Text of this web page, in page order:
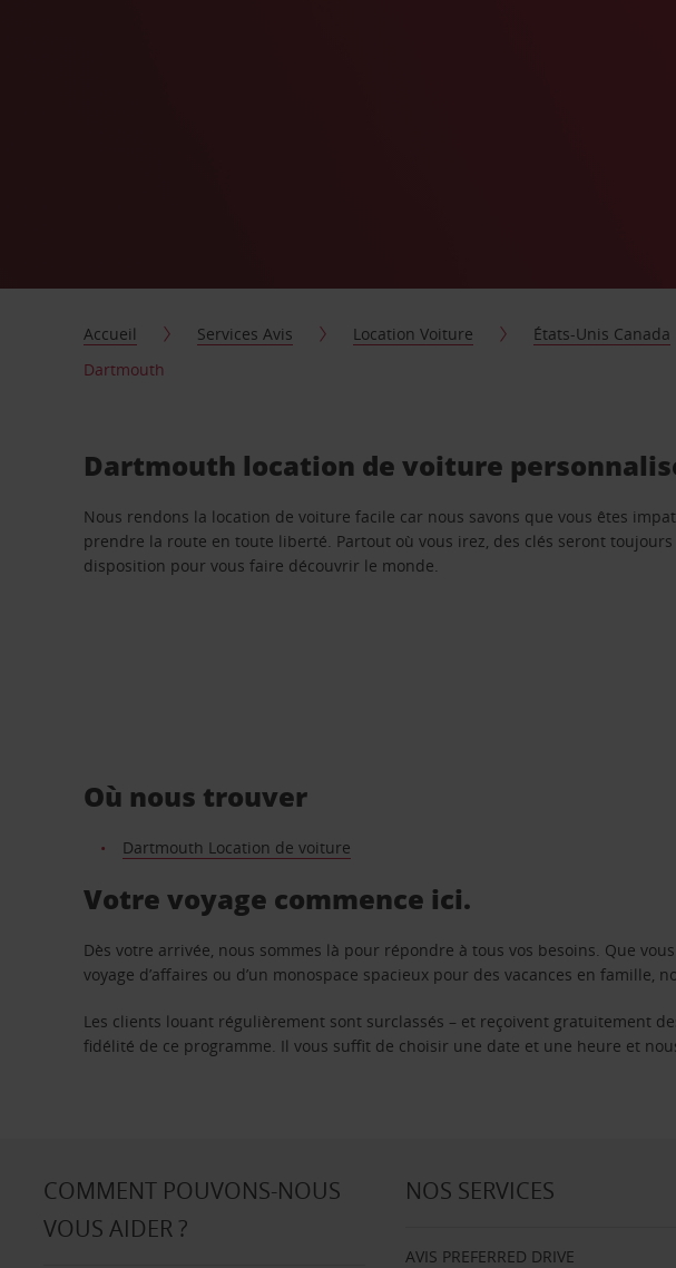
Accueil Services Avis Location Voiture États-Unis Canada
Dartmouth
Dartmouth location de voiture
Nous rendons la location de voiture facile car nous savons que vous êtes
prendre la route en toute liberté. Partout où vous irez, des clés seront toujours
disposition pour vous faire découvrir le monde.
Où nous trouver
Dartmouth Location de voiture
Votre voyage commence ici.
Dès votre arrivée, nous sommes là pour répondre à tous vos besoins. Que
voyage d’affaires ou d’un monospace spacieux pour des vacances en famille,
Les clients louant régulièrement sont surclassés – et reçoivent gratuitement
fidélité de ce programme. Il vous suffit de choisir une date et une heure et
COMMENT POUVONS-NOUS
VOUS AIDER ?
NOS SERVICES
AVIS PREFERRED DRIVE